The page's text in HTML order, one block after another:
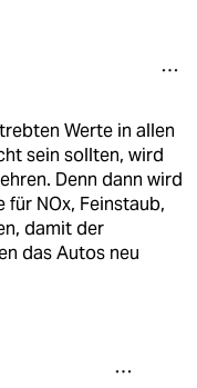
Werte in allen
sein sollten, wird
Denn dann wird
für NOx, Feinstaub,
damit der
das Autos neu